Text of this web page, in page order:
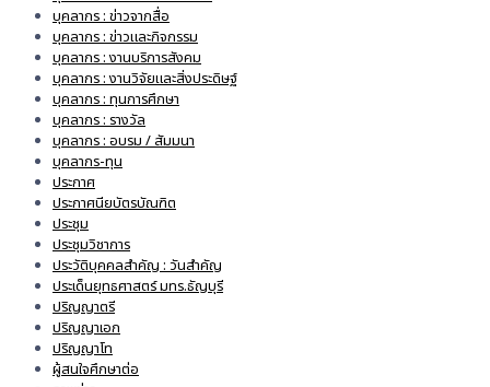
บุคลากร : ข่าวจากสื่อ
บุคลากร : ข่าวและกิจกรรม
บุคลากร : งานบริการสังคม
บุคลากร : งานวิจัยและสิ่งประดิษฐ์
บุคลากร : ทุนการศึกษา
บุคลากร : รางวัล
บุคลากร : อบรม / สัมมนา
บุคลากร-ทุน
ประกาศ
ประกาศนียบัตรบัณฑิต
ประชุม
ประชุมวิชาการ
ประวัติบุคคลสำคัญ : วันสำคัญ
ประเด็นยุทธศาสตร์ มทร.ธัญบุรี
ปริญญาตรี
ปริญญาเอก
ปริญญาโท
ผู้สนใจศึกษาต่อ